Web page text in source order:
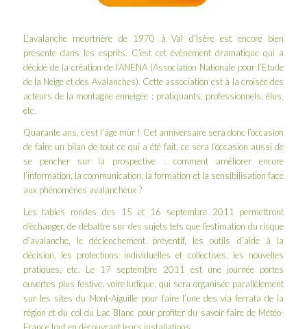
L’avalanche meurtrière de 1970 à Val d’Isère est encore bien
présente dans les esprits. C’est cet évènement dramatique qui a
décidé de la création de l’ANENA (Association Nationale pour l’Etude
de la Neige et des Avalanches). Cette association est à la croisée des
acteurs de la montagne enneigée : pratiquants, professionnels, élus,
etc.
Quarante ans, c’est l’âge mûr ! Cet anniversaire sera donc l’occasion
de faire un bilan de tout ce qui a été fait, ce sera l’occasion aussi de
se pencher sur la prospective : comment améliorer encore
l’information, la communication, la formation et la sensibilisation face
aux phénomènes avalancheux ?
Les tables rondes des 15 et 16 septembre 2011 permettront
d’échanger, de débattre sur des sujets tels que l’estimation du risque
d’avalanche, le déclenchement préventif, les outils d’aide à la
décision, les protections individuelles et collectives, les nouvelles
pratiques, etc. Le 17 septembre 2011 est une journée portes
ouvertes plus festive, voire ludique, qui sera organisée parallèlement
sur les sites du Mont-Aiguille pour faire l’une des via ferrata de la
région et du col du Lac Blanc pour profiter du savoir-faire de Météo-
France tout en découvrant leurs installations.